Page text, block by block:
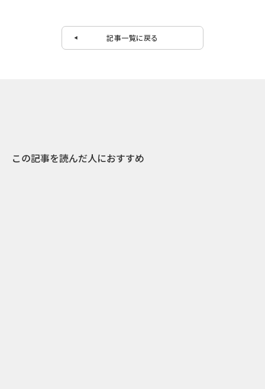
記事一覧に戻る
この記事を読んだ人におすすめ